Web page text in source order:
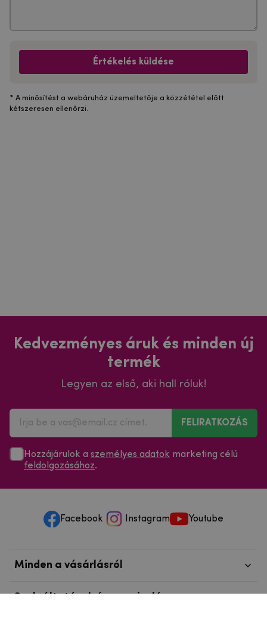
Értékelés küldése
* A minősítést a webáruház üzemeltetője a közzététel előtt
kétszeresen ellenőrzi.
Kedvezményes áruk és minden új
termék
Legyen az első, aki hall róluk!
FELIRATKOZÁS
Hozzájárulok a személyes adatok marketing célú
feldolgozásához.
Facebook Instagram Youtube
Minden a vásárlásról